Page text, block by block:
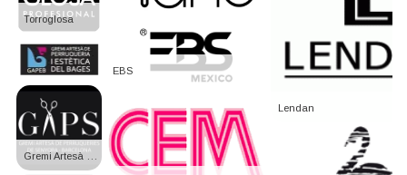
Torroglosa
EBS
Lendan